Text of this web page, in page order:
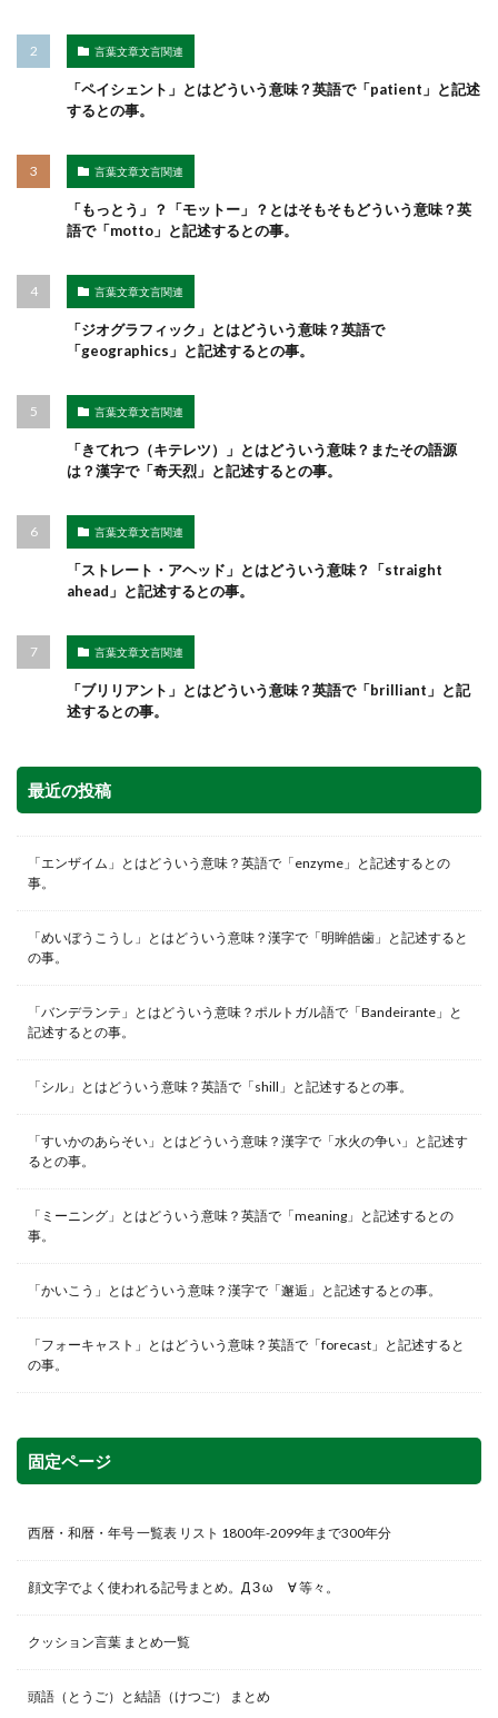
言葉文章文言関連
「ペイシェント」とはどういう意味？英語で「patient」と記述
するとの事。
言葉文章文言関連
「もっとう」？「モットー」？とはそもそもどういう意味？英
語で「motto」と記述するとの事。
言葉文章文言関連
「ジオグラフィック」とはどういう意味？英語で
「geographics」と記述するとの事。
言葉文章文言関連
「きてれつ（キテレツ）」とはどういう意味？またその語源
は？漢字で「奇天烈」と記述するとの事。
言葉文章文言関連
「ストレート・アヘッド」とはどういう意味？「straight
ahead」と記述するとの事。
言葉文章文言関連
「ブリリアント」とはどういう意味？英語で「brilliant」と記
述するとの事。
最近の投稿
「エンザイム」とはどういう意味？英語で「enzyme」と記述するとの
事。
「めいぼうこうし」とはどういう意味？漢字で「明眸皓歯」と記述すると
の事。
「バンデランテ」とはどういう意味？ポルトガル語で「Bandeirante」と
記述するとの事。
「シル」とはどういう意味？英語で「shill」と記述するとの事。
「すいかのあらそい」とはどういう意味？漢字で「水火の争い」と記述す
るとの事。
「ミーニング」とはどういう意味？英語で「meaning」と記述するとの
事。
「かいこう」とはどういう意味？漢字で「邂逅」と記述するとの事。
「フォーキャスト」とはどういう意味？英語で「forecast」と記述すると
の事。
固定ページ
西暦・和暦・年号 一覧表 リスト 1800年-2099年まで300年分
顔文字でよく使われる記号まとめ。Д З ω ゞ∀ 等々。
クッション言葉 まとめ一覧
頭語（とうご）と結語（けつご） まとめ